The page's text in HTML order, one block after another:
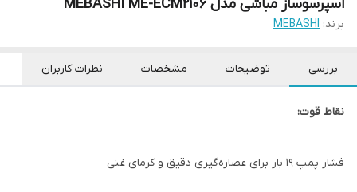
اسپرسوساز مباشی مدل MEBASHI ME-ECM2106
برند: MEBASHI
بررسی توضیحات مشخصات نظرات کاربران
نقاط قوت:
فشار پمپ ۱۹ بار برای عصاره‌گیری دقیق و کرمای غنی